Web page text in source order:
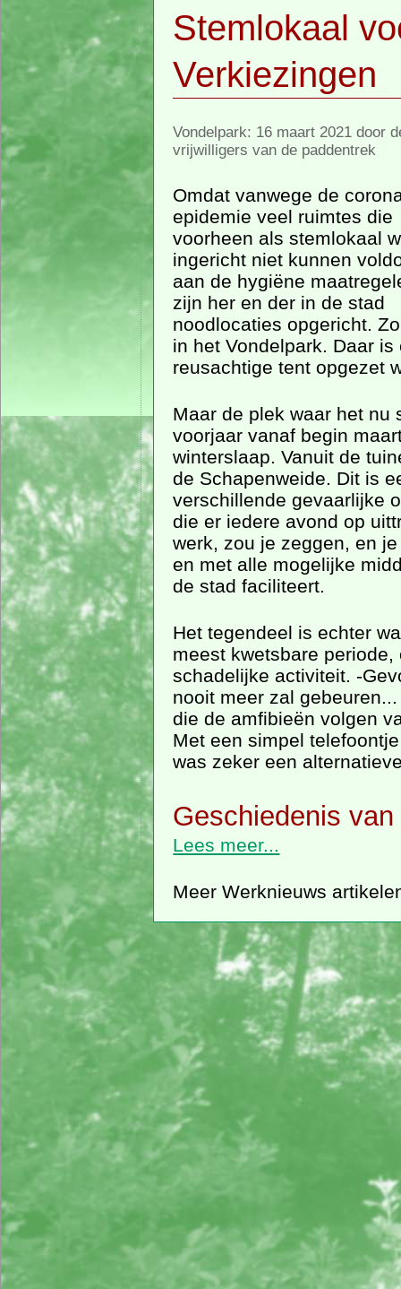
Stemlokaal
Verkiezingen
Vondelpark: 16 maart 2021 door
vrijwilligers van de paddentrek
Omdat vanwege de
epidemie veel ruimtes die
voorheen als stemlokaal
ingericht niet kunnen
aan de hygiëne
zijn her en der in de stad
noodlocaties opgericht.
in het Vondelpark. Daar is
reusachtige tent opgezet
Maar de plek waar het nu
voorjaar vanaf begin
winterslaap. Vanuit de
de Schapenweide. Dit is
verschillende gevaarlijke
die er iedere avond op
werk, zou je zeggen, en
en met alle mogelijke
de stad faciliteert.
Het tegendeel is echter
meest kwetsbare
schadelijke activiteit. -
nooit meer zal
die de amfibieën volgen
Met een simpel
was zeker een
Geschiedenis
Lees meer...
Meer Werknieuws